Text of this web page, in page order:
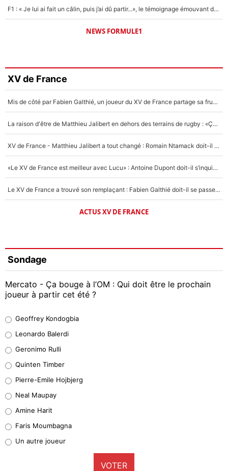
F1 : « Je lui ai fait un câlin, puis j’ai dû partir...», le témoignage émouvant de Max Verstappen sur sa fille
NEWS FORMULE1
XV de France
Mis de côté par Fabien Galthié, un joueur du XV de France partage sa frustration : «ils ne me l’ont pas dit tout de suite»
La raison d'être de Matthieu Jalibert en dehors des terrains de rugby : «Ça m'atteint autant que si tu touches à un membre de ma famille»
XV de France - Matthieu Jalibert a tout changé : Romain Ntamack doit-il s’inquiéter pour sa place à un an de la Coupe du monde ?
«Le XV de France est meilleur avec Lucu» : Antoine Dupont doit-il s’inquiéter pour sa place ?
Le XV de France a trouvé son remplaçant : Fabien Galthié doit-il se passer d'Antoine Dupont ?
ACTUS XV DE FRANCE
Sondage
Mercato - Ça bouge à l’OM : Qui doit être le prochain
joueur à partir cet été ?
38%
32%
5%
1%
9%
Geoffrey Kondogbia
Leonardo Balerdi
Geronimo Rulli
Quinten Timber
Pierre-Emile Hojbjerg
Neal Maupay
Amine Harit
Faris Moumbagna
Un autre joueur
VOTER